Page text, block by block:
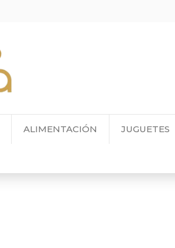
ALIMENTACIÓN JUGUETES